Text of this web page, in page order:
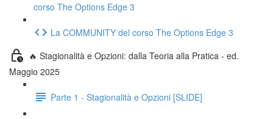
corso The Options Edge 3
La COMMUNITY del corso The Options Edge 3
🔥 Stagionalità e Opzioni: dalla Teoria alla Pratica - ed.
Maggio 2025
Parte 1 - Stagionalità e Opzioni [SLIDE]